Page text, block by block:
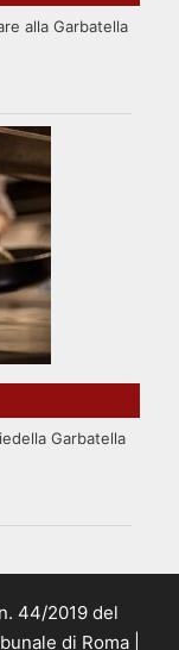
alla Garbatella
Garbatella
44/2019 del
di Roma |